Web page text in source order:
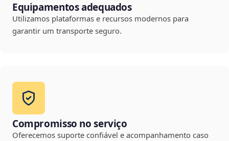
Equipamentos adequados
Utilizamos plataformas e recursos modernos para
garantir um transporte seguro.
Compromisso no serviço
Oferecemos suporte confiável e acompanhamento caso